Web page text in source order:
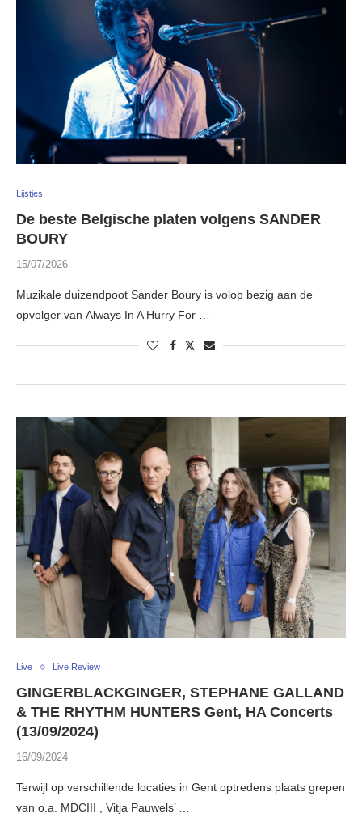
Lijstjes
De beste Belgische platen volgens SANDER
BOURY
15/07/2026
Muzikale duizendpoot Sander Boury is volop bezig aan de
opvolger van Always In A Hurry For …
Live Live Review
GINGERBLACKGINGER, STEPHANE GALLAND
& THE RHYTHM HUNTERS Gent, HA Concerts
(13/09/2024)
16/09/2024
Terwijl op verschillende locaties in Gent optredens plaats grepen
van o.a. MDCIII , Vitja Pauwels’ …